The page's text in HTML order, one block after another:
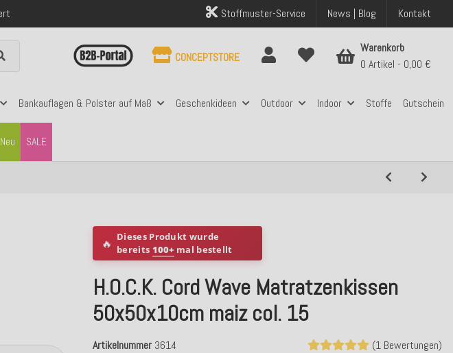
Stoffmuster-Service News | Blog Kontakt
Bankauflagen & Polster auf Maß Geschenkideen Outdoor Indoor Stoffe Gutschein
SALE
Neu
CONCEPTSTORE
Warenkorb
0 Artikel
0,00 €
🔥
Dieses Produkt wurde
bereits 100+ mal bestellt
H.O.C.K. Cord Wave Matratzenkissen
50x50x10cm maiz col. 15
(1 Bewertungen)
Artikelnummer 3614